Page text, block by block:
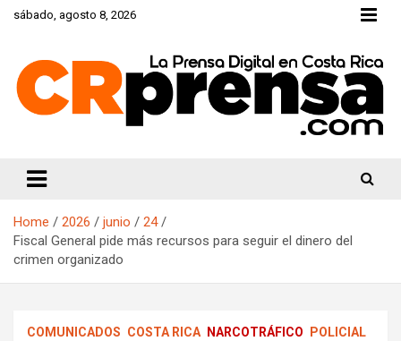
Skipsábado, agosto 8, 2026
Home 2026 junio
24
Fiscal General pide más recursos para seguir el dinero del
crimen organizado
COMUNICADOS COSTA RICA NARCOTRÁFICO
POLICIAL